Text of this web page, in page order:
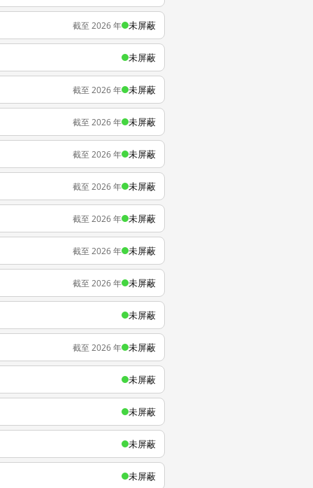
截至 2026 年 未屏蔽
未屏蔽
截至 2026 年 未屏蔽
截至 2026 年 未屏蔽
截至 2026 年 未屏蔽
截至 2026 年 未屏蔽
截至 2026 年 未屏蔽
截至 2026 年 未屏蔽
截至 2026 年 未屏蔽
未屏蔽
截至 2026 年 未屏蔽
未屏蔽
未屏蔽
未屏蔽
未屏蔽